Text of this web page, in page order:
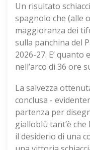
Un risultato
spagnolo che (alle
maggioranza dei
sulla panchina del
2026-27. E’
nell’arco di 36 ore
La salvezza
conclusa -
partenza per
gialloblù tant’è che
il desiderio di una